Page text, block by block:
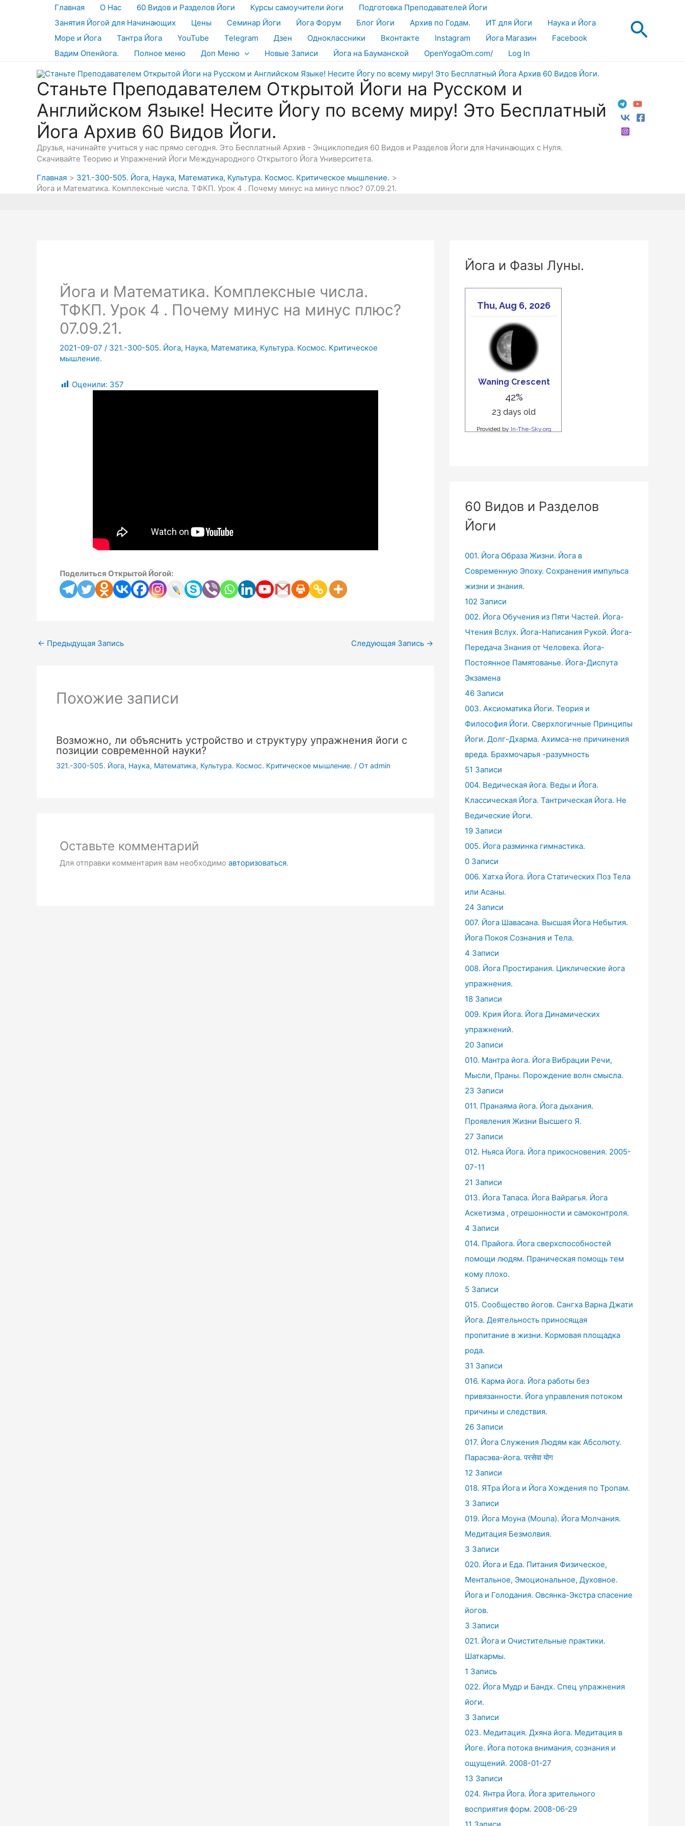
Главная О Нас 60 Видов и Разделов Йоги Курсы самоучители йоги
Подготовка Преподавателей Йоги
Занятия Йогой для Начинающих
Цены Семинар Йоги Йога Форум Блог Йоги Архив по Годам. ИТ для Йоги
Наука и Йога
Море и Йога
Тантра Йога YouTube Telegram Дзен Одноклассники Вконтакте Instagram Йога Магазин
Facebook
Вадим Опенйога.
Полное меню Доп Меню Новые Записи Йога на Бауманской OpenYogaOm.com/ Log In
Станьте Преподавателем Открытой Йоги на Русском и
Английском Языке! Несите Йогу по всему миру! Это Бесплатный
Йога Архив 60 Видов Йоги.
Друзья, начинайте учиться у нас прямо сегодня. Это Бесплатный Архив - Энциклопедия 60 Видов и Разделов Йоги для Начинающих с Нуля.
Скачивайте Теорию и Упражнений Йоги Международного Открытого Йога Университета.
Главная
321.-300-505. Йога, Наука, Математика, Культура. Космос. Критическое мышление.
Йога и Математика. Комплексные числа. ТФКП. Урок 4 . Почему минус на минус плюс? 07.09.21.
Йога и Математика. Комплексные числа.
ТФКП. Урок 4 . Почему минус на минус плюс?
07.09.21.
2021-09-07 / 321.-300-505. Йога, Наука, Математика, Культура. Космос. Критическое
мышление.
Оценили: 357
Поделиться Открытой Йогой:
← Предыдущая Запись Следующая Запись →
Похожие записи
Возможно, ли объяснить устройство и структуру упражнения йоги с
позиции современной науки?
321.-300-505. Йога, Наука, Математика, Культура. Космос. Критическое мышление. / От admin
Оставьте комментарий
Для отправки комментария вам необходимо авторизоваться.
Йога и Фазы Луны.
60 Видов и Разделов
Йоги
001. Йога Образа Жизни. Йога в
Современную Эпоху. Сохранения импульса
жизни и знания.
102 Записи
002. Йога Обучения из Пяти Частей. Йога-
Чтения Вслух. Йога-Написания Рукой. Йога-
Передача Знания от Человека. Йога-
Постоянное Памятованье. Йога-Диспута
Экзамена
46 Записи
003. Аксиоматика Йоги. Теория и
Философия Йоги. Сверхлогичные Принципы
Йоги. Долг-Дхарма. Ахимса-не причинения
вреда. Брахмочарья -разумность
51 Записи
004. Ведическая йога. Веды и Йога.
Классическая Йога. Тантрическая Йога. Не
Ведические Йоги.
19 Записи
005. Йога разминка гимнастика.
0 Записи
006. Хатха Йога. Йога Статических Поз Тела
или Асаны.
24 Записи
007. Йога Шавасана. Высшая Йога Небытия.
Йога Покоя Сознания и Тела.
4 Записи
008. Йога Простирания. Циклические йога
упражнения.
18 Записи
009. Крия Йога. Йога Динамических
упражнений.
20 Записи
010. Мантра йога. Йога Вибрации Речи,
Мысли, Праны. Порождение волн смысла.
23 Записи
011. Пранаяма йога. Йога дыхания.
Проявления Жизни Высшего Я.
27 Записи
012. Ньяса Йога. Йога прикосновения. 2005-
07-11
21 Записи
013. Йога Тапаса. Йога Вайрагья. Йога
Аскетизма , отрешонности и самоконтроля.
4 Записи
014. Прайога. Йога сверхспособностей
помощи людям. Праническая помощь тем
кому плохо.
5 Записи
015. Сообщество йогов. Сангха Варна Джати
Йога. Деятельность приносящая
пропитание в жизни. Кормовая площадка
рода.
31 Записи
016. Карма йога. Йога работы без
привязанности. Йога управления потоком
причины и следствия.
26 Записи
017. Йога Служения Людям как Абсолюту.
Парасэва-йога. परसेवा योग
12 Записи
018. ЯТра Йога и Йога Хождения по Тропам.
3 Записи
019. Йога Моуна (Mouna). Йога Молчания.
Медитация Безмолвия.
3 Записи
020. Йога и Еда. Питания Физическое,
Ментальное, Эмоциональное, Духовное.
Йога и Голодания. Овсянка-Экстра спасение
йогов.
3 Записи
021. Йога и Очистительные практики.
Шаткармы.
1 Запись
022. Йога Мудр и Бандх. Спец упражнения
йоги.
3 Записи
023. Медитация. Дхяна йога. Медитация в
Йоге. Йога потока внимания, сознания и
ощущений. 2008-01-27
13 Записи
024. Янтра Йога. Йога зрительного
восприятия форм. 2008-06-29